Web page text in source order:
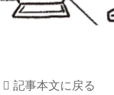
記事本文に戻る